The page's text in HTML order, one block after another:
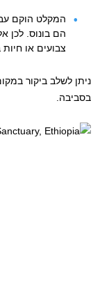
המקלט הוקם
הם בונוס. לכן
צבועים או
ניתן לשלב ביקור
בסביבה.